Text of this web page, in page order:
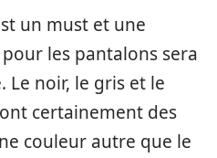
un must et une
les pantalons sera
noir, le gris et le
certainement des
couleur autre que le